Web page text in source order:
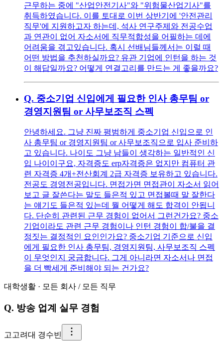
근무하는 중에 "산업안전기사"와 "위험물산업기사"를
취득하였습니다. 이를 토대로 이번 상반기에 '안전관리
직무'에 지원하고자 하는데, 석사 연구주제와 전공수업
과 연관이 없어 자소서에 직무적합성을 어필하는 데에
어려움을 겪고있습니다. 혹시 선배님들께서는 이럴 때
어떤 방법을 추천하실까요? 유관 기업에 인턴을 하는 것
이 해답일까요? 어떻게 연결고리를 만드는 게 좋을까요?
Q. 중소기업 신입에게 필요한 인사 총무팀 or
경영지원팀 or 사무보조직 스펙
안녕하세요. 그냥 진짜 평범하게 중소기업 신입으로 인
사 총무팀 or 경영지원팀 or 사무보조직으로 입사 준비하
고 있습니다. 나이도 그냥 남들이 생각하는 일반적인 신
입 나이이구요, 자격증도 erp자격증은 없지만 컴퓨터 관
련 자격증 4개+전산회계 2급 자격증 보유하고 있습니다.
전공도 경영전공입니다. 면접가면 면접관이 자소서 읽어
보고 글 잘쓴다는 말도 들은적 있고 면접볼때 말 잘한다
는 얘기도 들은적 있는데 뭘 어떻게 해도 합격이 안됩니
다. 단순히 관련된 근무 경험이 없어서 그런건가요? 중소
기업이라도 관련 근무 경험이나 인턴 경험이 합/불을 결
정짓는 결정적인 요인인가요? 중소기업 기준으로 신입
에게 필요한 인사 총무팀, 경영지원팀, 사무보조직 스펙
이 무엇인지 궁금합니다. 그게 아니라면 자소서나 면접
을 더 빡세게 준비해야 되는 건가요?
대학생활 · 모든 회사 / 모든 직무
Q. 방송 업계 실무 경험
고 고려대 경수빈